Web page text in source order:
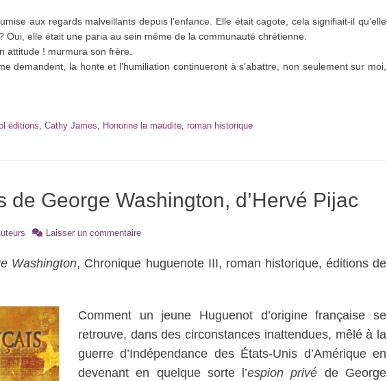
aux regards malveillants depuis l’enfance. Elle était cagote, cela signifiait-il qu’elle
Oui, elle était une paria au sein même de la communauté chrétienne.
! murmura son frère.
demandent, la honte et l’humiliation continueront à s’abattre, non seulement sur moi,
éditions, Cathy James, Honorine la maudite, roman historique
de George Washington, d’Hervé Pijac
Laisser un commentaire
Washington, Chronique huguenote III, roman historique, éditions de
Comment un jeune Huguenot d’origine française se
retrouve, dans des circonstances inattendues, mêlé à la
guerre d’Indépendance des États-Unis d’Amérique en
devenant en quelque sorte l’espion privé de George